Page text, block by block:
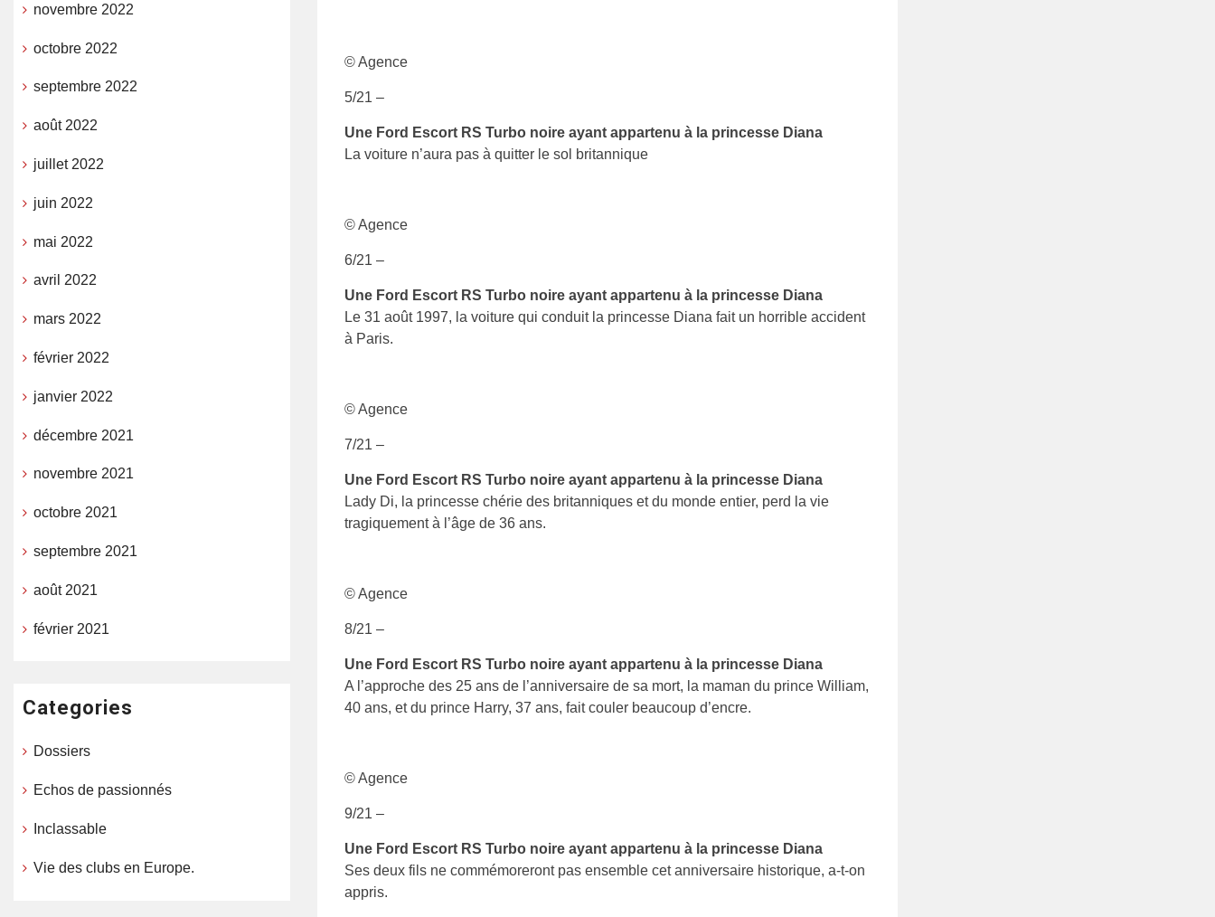
© Agence
5/21 –
Une Ford Escort RS Turbo noire ayant appartenu à la princesse Diana
La voiture n’aura pas à quitter le sol britannique
© Agence
6/21 –
Une Ford Escort RS Turbo noire ayant appartenu à la princesse Diana
Le 31 août 1997, la voiture qui conduit la princesse Diana fait un horrible accident
à Paris.
© Agence
7/21 –
Une Ford Escort RS Turbo noire ayant appartenu à la princesse Diana
Lady Di, la princesse chérie des britanniques et du monde entier, perd la vie
tragiquement à l’âge de 36 ans.
© Agence
8/21 –
Une Ford Escort RS Turbo noire ayant appartenu à la princesse Diana
A l’approche des 25 ans de l’anniversaire de sa mort, la maman du prince William,
40 ans, et du prince Harry, 37 ans, fait couler beaucoup d’encre.
© Agence
9/21 –
Une Ford Escort RS Turbo noire ayant appartenu à la princesse Diana
Ses deux fils ne commémoreront pas ensemble cet anniversaire historique, a-t-on
appris.
novembre 2022
octobre 2022
septembre 2022
août 2022
juillet 2022
juin 2022
mai 2022
avril 2022
mars 2022
février 2022
janvier 2022
décembre 2021
novembre 2021
octobre 2021
septembre 2021
août 2021
février 2021
Categories
Dossiers
Echos de passionnés
Inclassable
Vie des clubs en Europe.